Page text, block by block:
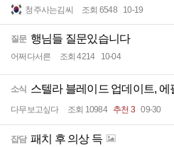
청주사는김씨 조회 6548 10-19
질문 행님들 질문있습니다
어쩌다서른 조회 4214 10-04
소식 스텔라 블레이드 업데이트, 에
다무보고싶다 조회 10984 추천 3 09-30
잡담 패치 후 의상 득